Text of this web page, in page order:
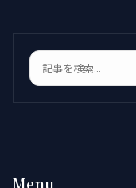
検索
Menu